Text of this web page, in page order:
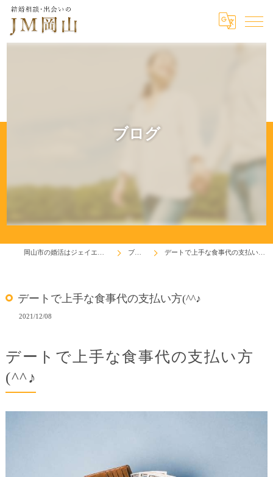
ブログ
ブログ デートで上手な食事代の支払い方(^^♪
デートで上手な食事代の支払い方(^^♪
2021/12/08
デートで上手な食事代の支払い方
(^^♪